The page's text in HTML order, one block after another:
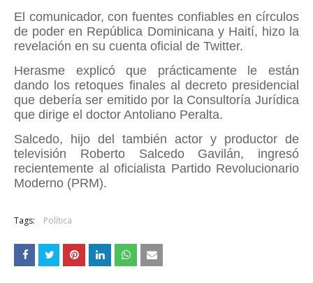
El comunicador, con fuentes confiables en círculos
de poder en República Dominicana y Haití, hizo la
revelación en su cuenta oficial de Twitter.
Herasme explicó que prácticamente le están
dando los retoques finales al decreto presidencial
que debería ser emitido por la Consultoría Jurídica
que dirige el doctor Antoliano Peralta.
Salcedo, hijo del también actor y productor de
televisión Roberto Salcedo Gavilán, ingresó
recientemente al oficialista Partido Revolucionario
Moderno (PRM).
Tags: Política